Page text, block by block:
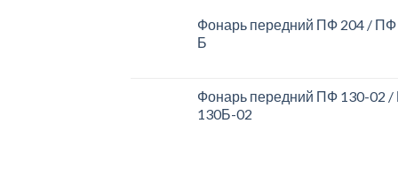
Фонарь передний ПФ 204 / ПФ
Б
Фонарь передний ПФ 130-02
130Б-02